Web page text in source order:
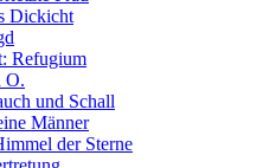
Dickicht
Refugium
O.
und Schall
Männer
der Sterne